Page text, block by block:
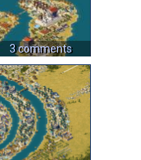
3 comments